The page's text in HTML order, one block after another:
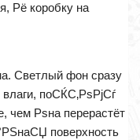
Рё коробку на
Светлый фон сразу
поСЌС‚РѕРјСѓ
чем Рѕна перерастёт
поверхность